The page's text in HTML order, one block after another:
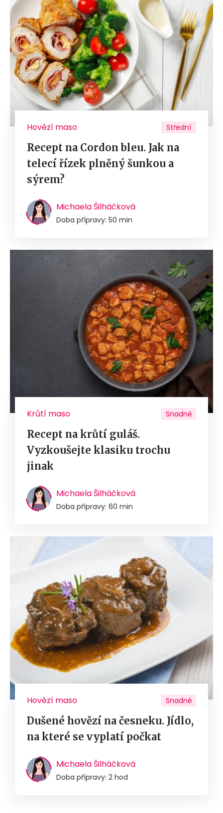
Hovězí maso Střední
Recept na Cordon bleu. Jak na
telecí řízek plněný šunkou a
sýrem?
Michaela Šilháčková
Doba přípravy: 50 min
Krůtí maso Snadné
Recept na krůtí guláš.
Vyzkoušejte klasiku trochu
jinak
Michaela Šilháčková
Doba přípravy: 60 min
Hovězí maso Snadné
Dušené hovězí na česneku. Jídlo,
na které se vyplatí počkat
Michaela Šilháčková
Doba přípravy: 2 hod